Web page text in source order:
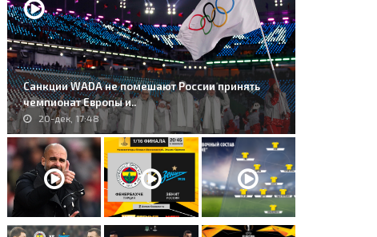
Санкции WADA не помешают России принять
чемпионат Европы и..
20-дек, 17:48